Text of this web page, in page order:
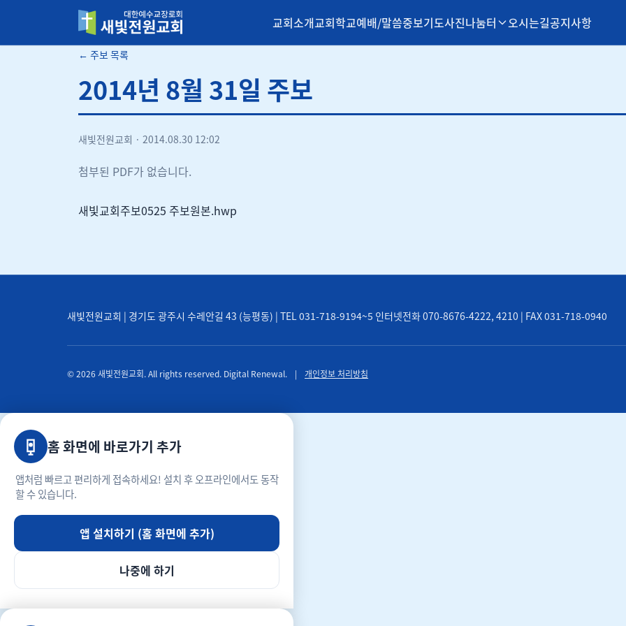
새빛전원교회 교회소개교회학교예배/말씀중보기도사진나눔터 오시는길공지사항
← 주보 목록
2014년 8월 31일 주보
새빛전원교회 · 2014.08.30 12:02
첨부된 PDF가 없습니다.
새빛교회주보0525 주보원본.hwp
새빛전원교회 | 경기도 광주시 수레안길 43 (능평동) | TEL 031-718-9194~5 인터넷전화 070-8676-4222, 4210 | FAX 031-718-0940
© 2026 새빛전원교회. All rights reserved. Digital Renewal. | 개인정보 처리방침
홈 화면에 바로가기 추가
앱처럼 빠르고 편리하게 접속하세요! 설치 후 오프라인에서도 동작
할 수 있습니다.
앱 설치하기 (홈 화면에 추가)
나중에 하기